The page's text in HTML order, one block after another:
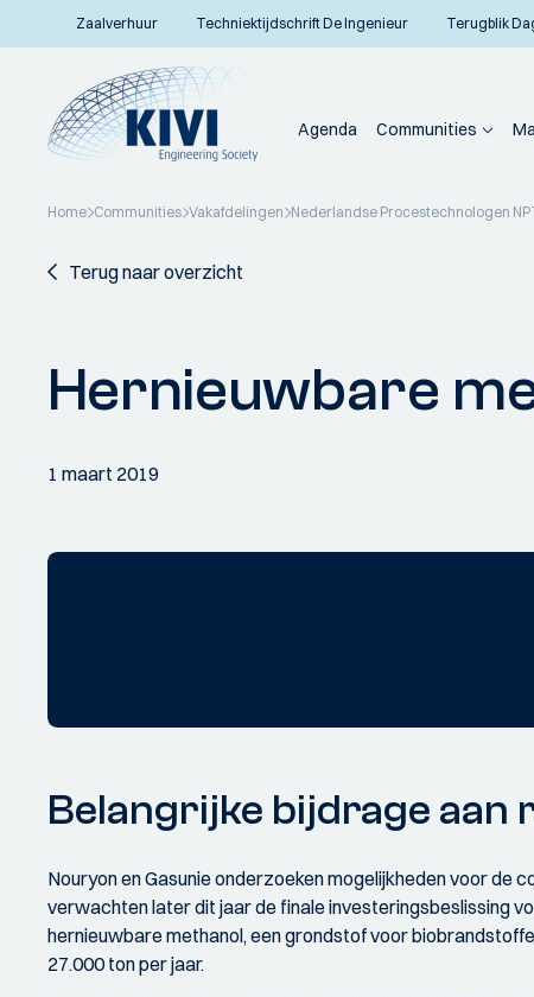
Zaalverhuur Techniektijdschrift De Ingenieur Terugblik
Agenda Communities
Home Communities Vakafdelingen Nederlandse Procestechnologen
Terug naar overzicht
Hernieuwbare
1 maart 2019
Belangrijke bijdrage aan
Nouryon en Gasunie onderzoeken mogelijkheden voor
verwachten later dit jaar de finale investeringsbeslissing
hernieuwbare methanol, een grondstof voor
27.000 ton per jaar.